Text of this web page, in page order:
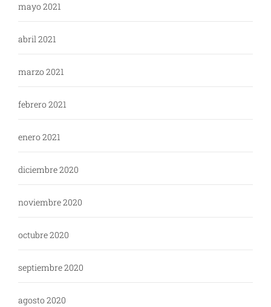
mayo 2021
abril 2021
marzo 2021
febrero 2021
enero 2021
diciembre 2020
noviembre 2020
octubre 2020
septiembre 2020
agosto 2020